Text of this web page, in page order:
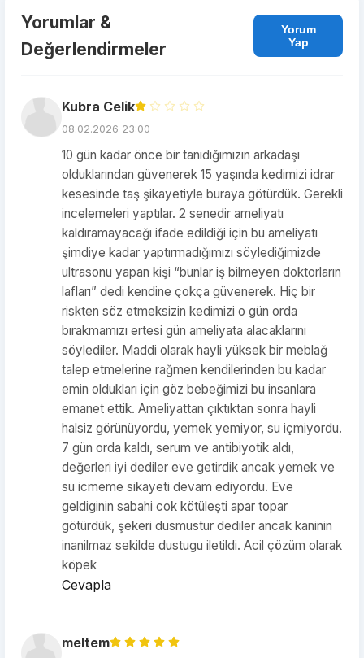
Yorumlar &
Değerlendirmeler
Yorum
Yap
Kubra Celik
08.02.2026 23:00
10 gün kadar önce bir tanıdığımızın arkadaşı
olduklarından güvenerek 15 yaşında kedimizi idrar
kesesinde taş şikayetiyle buraya götürdük. Gerekli
incelemeleri yaptılar. 2 senedir ameliyatı
kaldıramayacağı ifade edildiği için bu ameliyatı
şimdiye kadar yaptırmadığımızı söylediğimizde
ultrasonu yapan kişi “bunlar iş bilmeyen doktorların
lafları” dedi kendine çokça güvenerek. Hiç bir
riskten söz etmeksizin kedimizi o gün orda
bırakmamızı ertesi gün ameliyata alacaklarını
söylediler. Maddi olarak hayli yüksek bir meblağ
talep etmelerine rağmen kendilerinden bu kadar
emin oldukları için göz bebeğimizi bu insanlara
emanet ettik. Ameliyattan çıktıktan sonra hayli
halsiz görünüyordu, yemek yemiyor, su içmiyordu.
7 gün orda kaldı, serum ve antibiyotik aldı,
değerleri iyi dediler eve getirdik ancak yemek ve
su icmeme sikayeti devam ediyordu. Eve
geldiginin sabahi cok kötüleşti apar topar
götürdük, şekeri dusmustur dediler ancak kaninin
inanilmaz sekilde dustugu iletildi. Acil çözüm olarak
köpek
Cevapla
meltem